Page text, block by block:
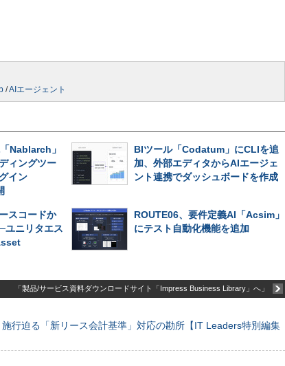
/AIエージェント
Nablarch」
ィングツー
イン
BIツール「Codatum」にCLIを追
加、外部エディタからAIエージェ
ント連携でダッシュボードを作成
スコードか
ユニリタエス
ROUTE06、要件定義AI「Acsim」
にテスト自動化機能を追加
「製品/サービス資料ダウンロードサイト「Impress Business Library」へ」
行迫る「新リース会計基準」対応の勘所【IT Leaders特別編集